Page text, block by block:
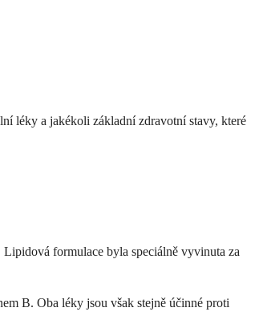
léky a jakékoli základní zdravotní stavy, které
formulace byla speciálně vyvinuta za
B. Oba léky jsou však stejně účinné proti